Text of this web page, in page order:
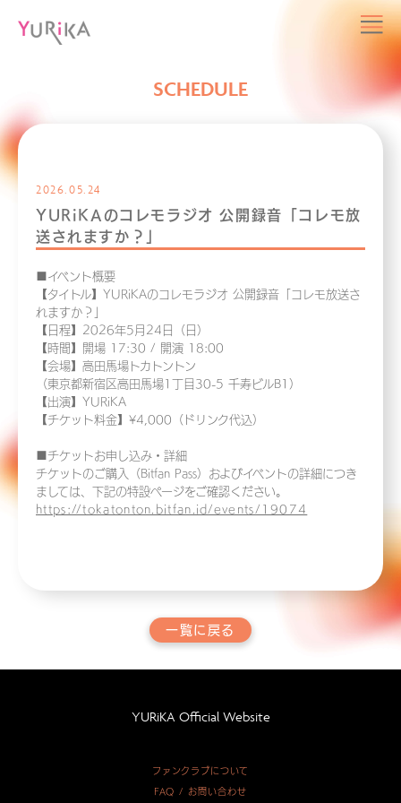
SCHEDULE
2026.05.24
YURiKAのコレモラジオ 公開録音「コレモ放
送されますか？」
■イベント概要
【タイトル】YURiKAのコレモラジオ 公開録音「コレモ放送さ
れますか？」
【日程】2026年5月24日（日）
【時間】開場 17:30 / 開演 18:00
【会場】高田馬場トカトントン
（東京都新宿区高田馬場1丁目30-5 千寿ビルB1）
【出演】YURiKA
【チケット料金】¥4,000（ドリンク代込）
■チケットお申し込み・詳細
チケットのご購入（Bitfan Pass）およびイベントの詳細につき
ましては、下記の特設ページをご確認ください。
https://tokatonton.bitfan.id/events/19074
一覧に戻る
YURiKA Official Website
ファンクラブについて
FAQ / お問い合わせ